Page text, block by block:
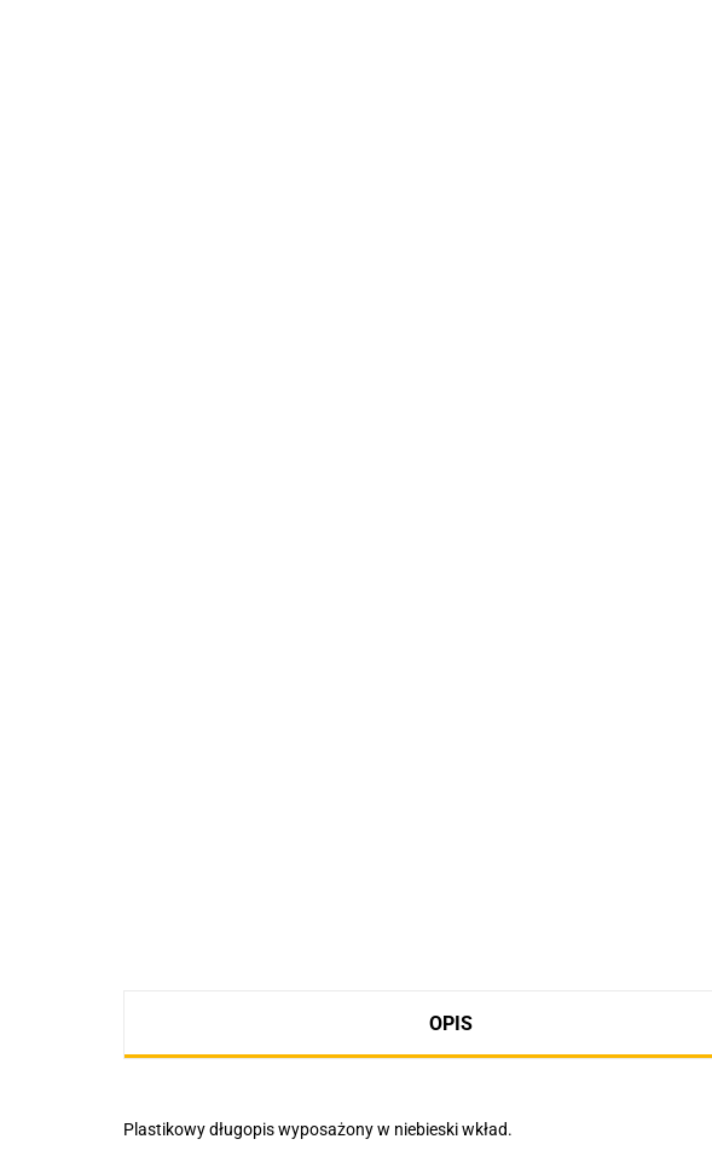
OPIS
Plastikowy długopis wyposażony w niebieski wkład.